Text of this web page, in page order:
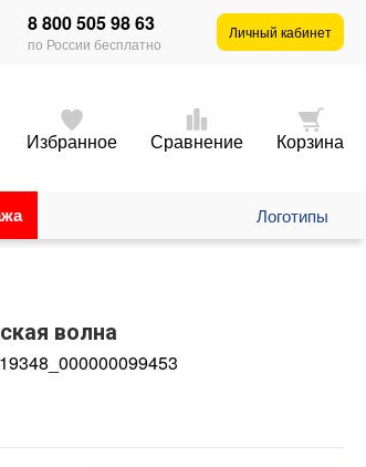
8 800 505 98 63
по России бесплатно
Личный кабинет
Избранное Сравнение Корзина
Логотипы
волна